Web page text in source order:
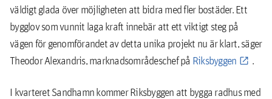
väldigt glada över möjligheten att bidra med fler bostäder. Ett
bygglov som vunnit laga kraft innebär att ett viktigt steg på
vägen för genomförandet av detta unika projekt nu är klart, säger
Theodor Alexandris, marknadsområdeschef på Riksbyggen .
I kvarteret Sandhamn kommer Riksbyggen att bygga radhus med